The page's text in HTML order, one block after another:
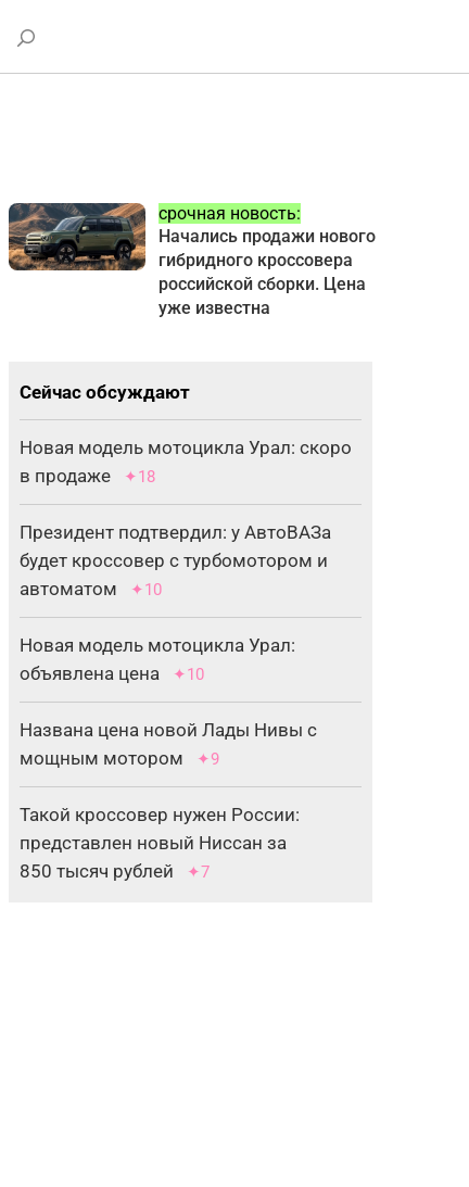
срочная новость:
Начались продажи нового
гибридного кроссовера
российской сборки. Цена
уже известна
Сейчас обсуждают
Новая модель мотоцикла Урал: скоро
в продаже
✦18
Президент подтвердил: у АвтоВАЗа
будет кроссовер с турбомотором и
автоматом
✦10
Новая модель мотоцикла Урал:
объявлена цена
✦10
Названа цена новой Лады Нивы с
мощным мотором
✦9
Такой кроссовер нужен России:
представлен новый Ниссан за
850 тысяч рублей
✦7